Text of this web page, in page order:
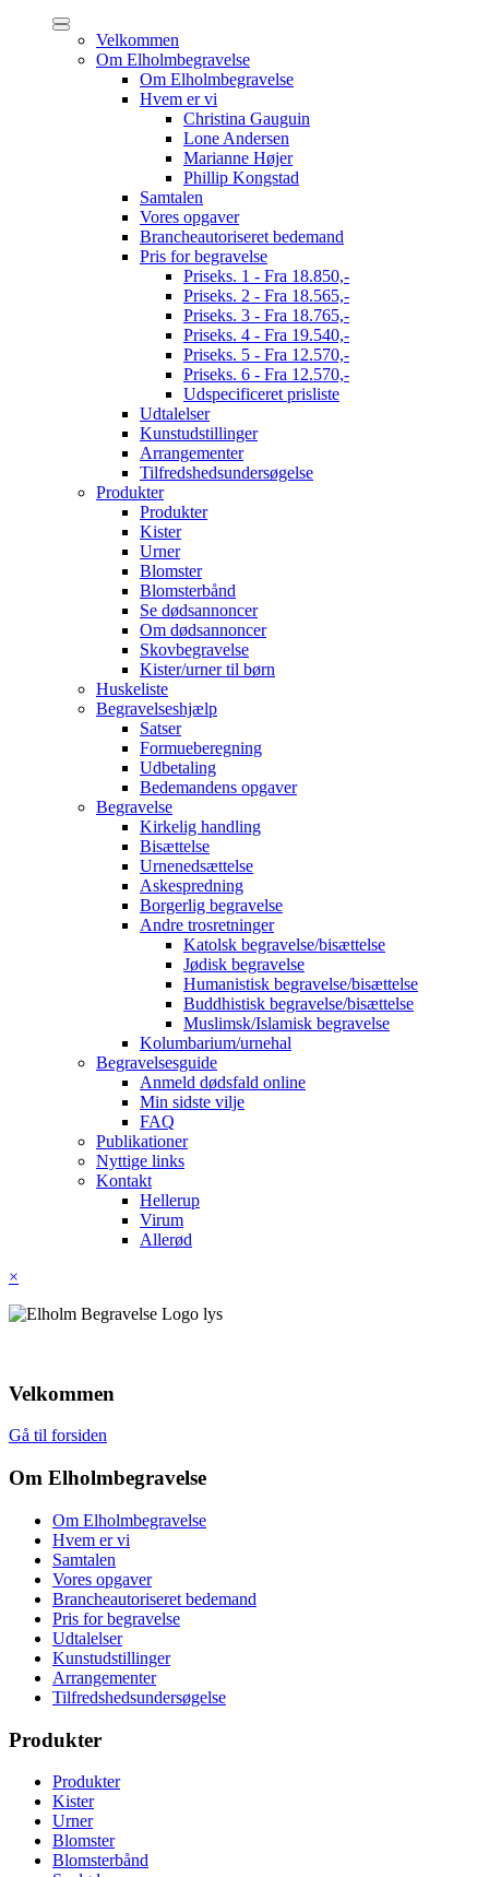
Velkommen
Om Elholmbegravelse
Om Elholmbegravelse
Hvem er vi
Christina Gauguin
Lone Andersen
Marianne Højer
Phillip Kongstad
Samtalen
Vores opgaver
Brancheautoriseret bedemand
Pris for begravelse
Priseks. 1 - Fra 18.850,-
Priseks. 2 - Fra 18.565,-
Priseks. 3 - Fra 18.765,-
Priseks. 4 - Fra 19.540,-
Priseks. 5 - Fra 12.570,-
Priseks. 6 - Fra 12.570,-
Udspecificeret prisliste
Udtalelser
Kunstudstillinger
Arrangementer
Tilfredshedsundersøgelse
Produkter
Produkter
Kister
Urner
Blomster
Blomsterbånd
Se dødsannoncer
Om dødsannoncer
Skovbegravelse
Kister/urner til børn
Huskeliste
Begravelseshjælp
Satser
Formueberegning
Udbetaling
Bedemandens opgaver
Begravelse
Kirkelig handling
Bisættelse
Urnenedsættelse
Askespredning
Borgerlig begravelse
Andre trosretninger
Katolsk begravelse/bisættelse
Jødisk begravelse
Humanistisk begravelse/bisættelse
Buddhistisk begravelse/bisættelse
Muslimsk/Islamisk begravelse
Kolumbarium/urnehal
Begravelsesguide
Anmeld dødsfald online
Min sidste vilje
FAQ
Publikationer
Nyttige links
Kontakt
Hellerup
Virum
Allerød
×
Velkommen
Gå til forsiden
Om Elholmbegravelse
Om Elholmbegravelse
Hvem er vi
Samtalen
Vores opgaver
Brancheautoriseret bedemand
Pris for begravelse
Udtalelser
Kunstudstillinger
Arrangementer
Tilfredshedsundersøgelse
Produkter
Produkter
Kister
Urner
Blomster
Blomsterbånd